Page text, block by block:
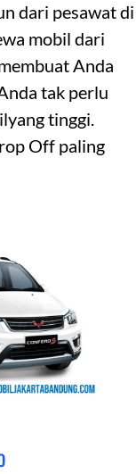
dari pesawat di
mobil dari
Anda
tak perlu
tinggi.
Off paling